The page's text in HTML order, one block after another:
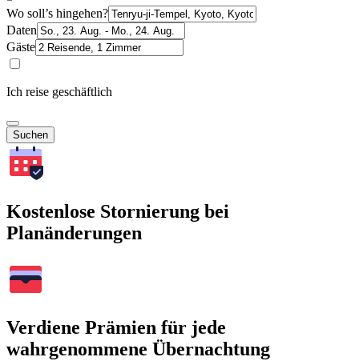
Wo soll’s hingehen?
Daten
Gäste
Ich reise geschäftlich
Suchen
Kostenlose Stornierung bei
Planänderungen
Verdiene Prämien für jede
wahrgenommene Übernachtung